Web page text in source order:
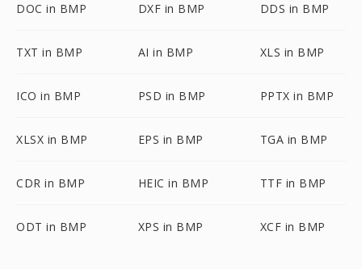
DOC in BMP DXF in BMP DDS in BMP
TXT in BMP AI in BMP XLS in BMP
ICO in BMP PSD in BMP PPTX in BMP
XLSX in BMP EPS in BMP TGA in BMP
CDR in BMP HEIC in BMP TTF in BMP
ODT in BMP XPS in BMP XCF in BMP